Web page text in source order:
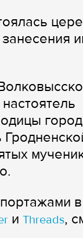
в
и Threads,